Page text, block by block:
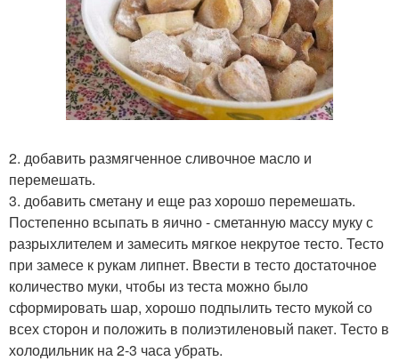
2. добавить размягченное сливочное масло и
перемешать.
3. добавить сметану и еще раз хорошо перемешать.
Постепенно всыпать в яично - сметанную массу муку с
разрыхлителем и замесить мягкое некрутое тесто. Тесто
при замесе к рукам липнет. Ввести в тесто достаточное
количество муки, чтобы из теста можно было
сформировать шар, хорошо подпылить тесто мукой со
всех сторон и положить в полиэтиленовый пакет. Тесто в
холодильник на 2-3 часа убрать.